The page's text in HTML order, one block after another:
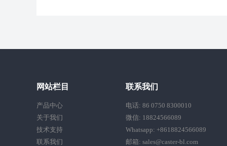
网站栏目
产品中心
关于我们
技术支持
联系我们
联系我们
电话: 86 0750 8300010
微信: 18824566089
Whatsapp: +8618824566089
邮箱: sales@caster-bl.com